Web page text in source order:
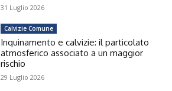
31 Luglio 2026
Calvizie Comune
Inquinamento e calvizie: il particolato
atmosferico associato a un maggior
rischio
29 Luglio 2026